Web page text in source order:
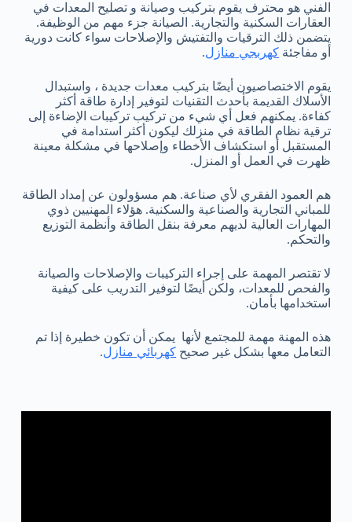
الفني هو محترف يقوم بتركيب وصيانة و تصليح المعدات في
العقارات السكنية والتجارية. الصيانة جزء مهم من الوظيفة.
يتضمن ذلك الترقيات والتفتيش والإصلاحات سواء كانت دورية
أو مفاجئة كهربجي منازل.
يقوم الاختصاصيون أيضًا بتركيب معدات جديدة ، واستبدال
الأسلاك القديمة بأحدث التقنيات لتوفير إدارة طاقة أكثر
كفاءة. يمكنهم فعل أي شيء من تركيب تركيبات الإضاءة إلى
ترقية نظام الطاقة في منزلك ليكون أكثر استدامة في
المستقبل أو استكشاف الأخطاء وإصلاحها في مشكلة معينة
ظهرت في العمل أو المنزل.
هم العمود الفقري لأي صناعة. هم مسؤولون عن إمداد الطاقة
للمباني التجارية والصناعية والسكنية. هؤلاء المهنيين ذوي
المهارات العالية لديهم معرفة بنقل الطاقة وأنظمة التوزيع
والتحكم.
لا تقتصر المهمة على إجراء التركيبات والإصلاحات والصيانة
والفحص للمعدات، ولكن أيضًا لتوفير التدريب على كيفية
استخدامها بأمان.
هذه المهنة مهمة للمجتمع لأنها يمكن أن تكون خطيرة إذا تم
التعامل معها بشكل غير صحيح كهربائي منازل.